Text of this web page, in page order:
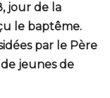
jour de la
le baptême.
par le Père
jeunes de